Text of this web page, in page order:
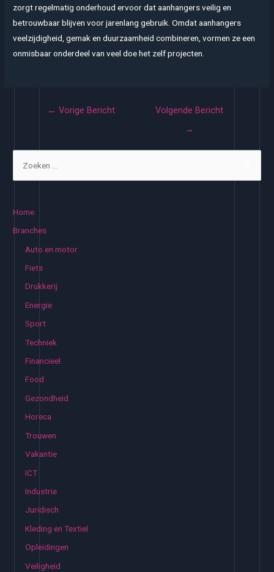
zorgt regelmatig onderhoud ervoor dat aanhangers veilig en
betrouwbaar blijven voor jarenlang gebruik. Omdat aanhangers
veelzijdigheid, gemak en duurzaamheid combineren, vormen ze een
onmisbaar onderdeel van veel doe het zelf projecten.
← Vorige Bericht
Volgende Bericht
→
Home
Branches
Auto en motor
Fiets
Drukkerij
Energie
Sport
Techniek
Financieel
Food
Gezondheid
Horeca
Trouwen
Vakantie
ICT
Industrie
Juridisch
Kleding en Textiel
Opleidingen
Veiligheid